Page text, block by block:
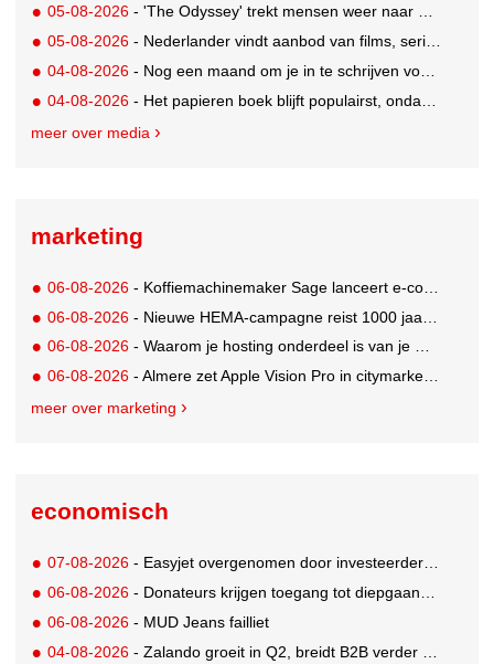
05-08-2026 - 'The Odyssey' trekt mensen weer naar de bioscoop
05-08-2026 - Nederlander vindt aanbod van films, series en sport vaak versnipperd
04-08-2026 - Nog een maand om je in te schrijven voor de Mercurs 2026
04-08-2026 - Het papieren boek blijft populairst, ondanks digitale alternatieven
meer over media
marketing
06-08-2026 - Koffiemachinemaker Sage lanceert e-commerceplatform voor koffieliefhebbers
06-08-2026 - Nieuwe HEMA-campagne reist 1000 jaar terug in de tijd naar 'Hemastein'
06-08-2026 - Waarom je hosting onderdeel is van je merkstrategie
06-08-2026 - Almere zet Apple Vision Pro in citymarketing
meer over marketing
economisch
07-08-2026 - Easyjet overgenomen door investeerder Apollo
06-08-2026 - Donateurs krijgen toegang tot diepgaandere informatie over goede doelen
06-08-2026 - MUD Jeans failliet
04-08-2026 - Zalando groeit in Q2, breidt B2B verder uit en innoveert met AI